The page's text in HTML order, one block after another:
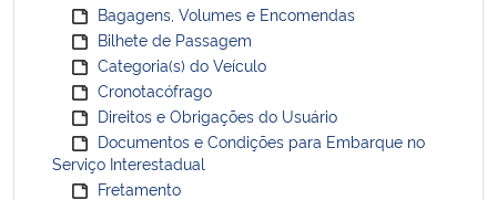
Bagagens, Volumes e Encomendas
Bilhete de Passagem
Categoria(s) do Veículo
Cronotacófrago
Direitos e Obrigações do Usuário
Documentos e Condições para Embarque no
Serviço Interestadual
Fretamento